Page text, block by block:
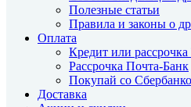
Полезные статьи
Правила и законы о
Оплата
Кредит или
Рассрочка Почта-Банк
Покупай со
Доставка